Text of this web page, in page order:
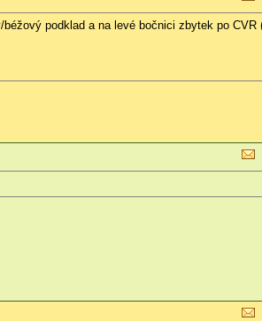
podklad a na levé bočnici zbytek po CVR